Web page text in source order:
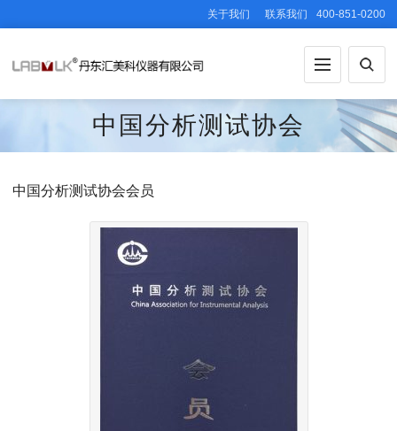
关于我们 联系我们 400-851-0200
中国分析测试协会
中国分析测试协会会员